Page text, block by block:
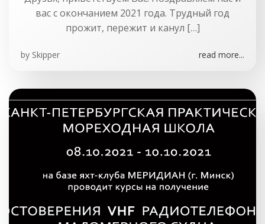
вас с окончанием 2021 года. Трудный год
прожит, пережит и канул […]
by Skipper read more...